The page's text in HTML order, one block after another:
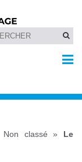
Non classé » Le